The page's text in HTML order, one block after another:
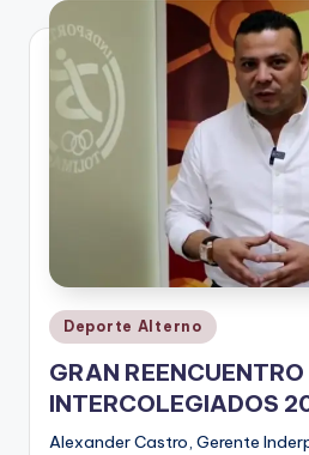
V
n
t
o
Publicado
en
Deporte Alterno
GRAN REENCUENTRO
INTERCOLEGIADOS
Alexander Castro, Gerente